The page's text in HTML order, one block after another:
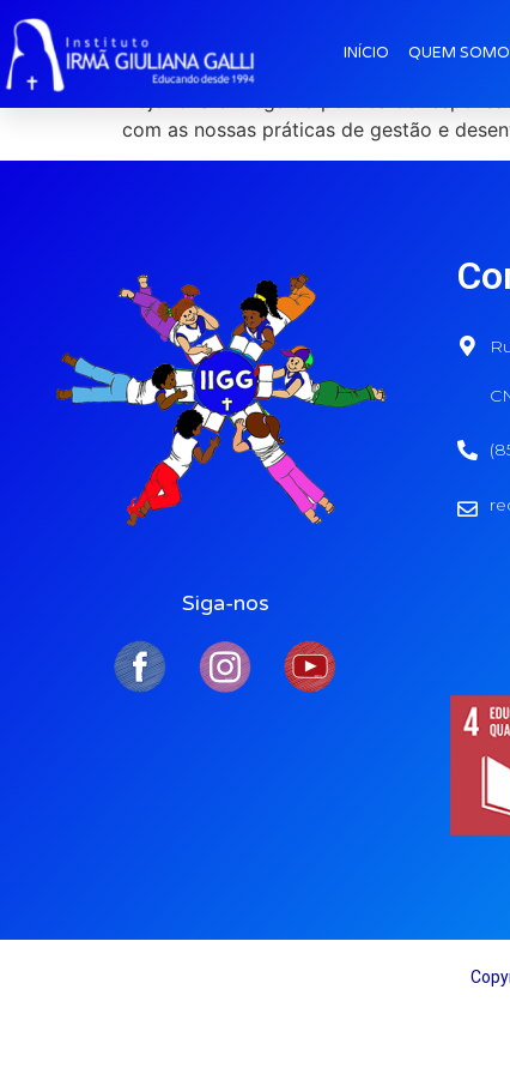
INÍCIO QUEM
Entrega placa
com as nossas práticas de gestão e
Siga-nos